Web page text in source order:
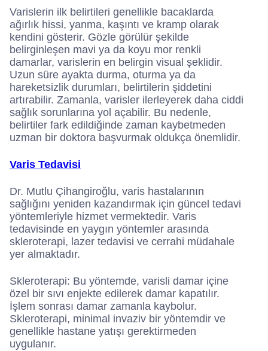
Varislerin ilk belirtileri genellikle bacaklarda
ağırlık hissi, yanma, kaşıntı ve kramp olarak
kendini gösterir. Gözle görülür şekilde
belirginleşen mavi ya da koyu mor renkli
damarlar, varislerin en belirgin visual şeklidir.
Uzun süre ayakta durma, oturma ya da
hareketsizlik durumları, belirtilerin şiddetini
artırabilir. Zamanla, varisler ilerleyerek daha ciddi
sağlık sorunlarına yol açabilir. Bu nedenle,
belirtiler fark edildiğinde zaman kaybetmeden
uzman bir doktora başvurmak oldukça önemlidir.
Varis Tedavisi
Dr. Mutlu Çihangiroğlu, varis hastalarının
sağlığını yeniden kazandırmak için güncel tedavi
yöntemleriyle hizmet vermektedir. Varis
tedavisinde en yaygın yöntemler arasında
skleroterapi, lazer tedavisi ve cerrahi müdahale
yer almaktadır.
Skleroterapi: Bu yöntemde, varisli damar içine
özel bir sıvı enjekte edilerek damar kapatılır.
İşlem sonrası damar zamanla kaybolur.
Skleroterapi, minimal invaziv bir yöntemdir ve
genellikle hastane yatışı gerektirmeden
uygulanır.